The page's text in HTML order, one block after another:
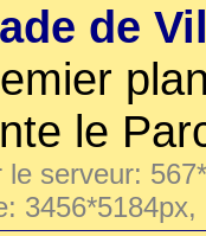
de
le
le serveur: